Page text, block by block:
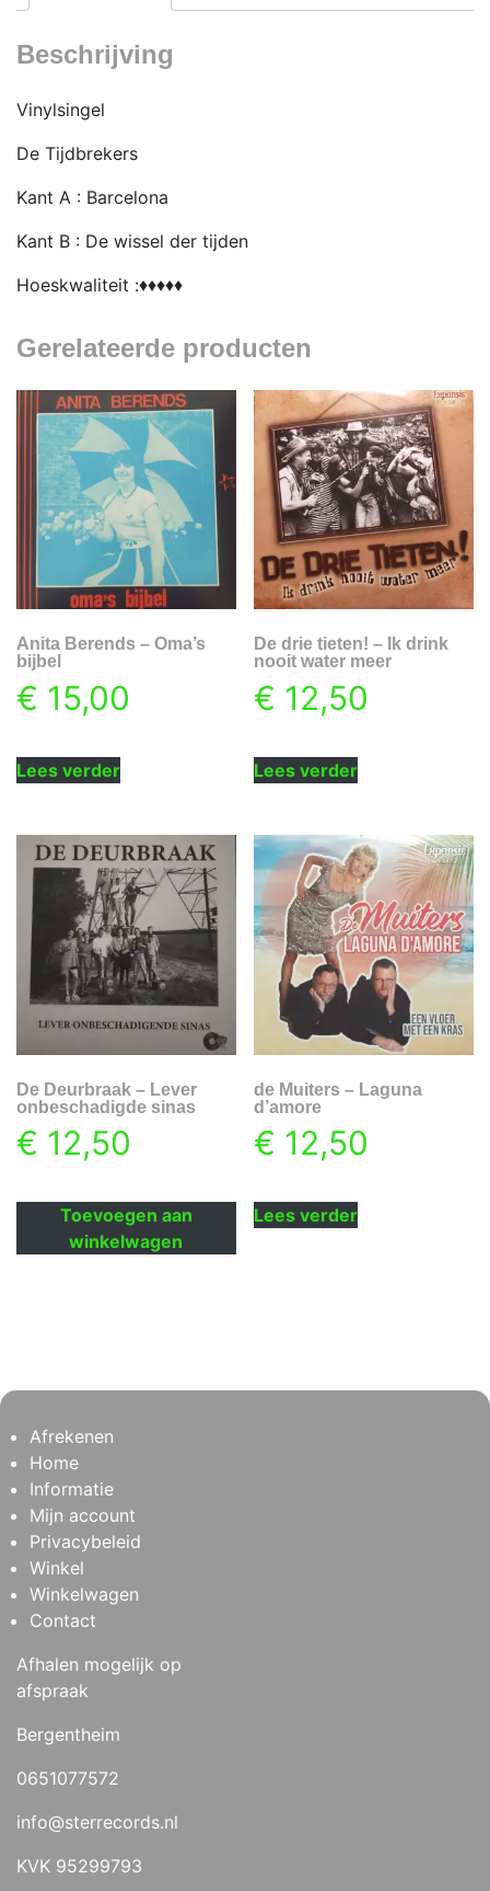
Beschrijving
Vinylsingel
De Tijdbrekers
Kant A : Barcelona
Kant B : De wissel der tijden
Hoeskwaliteit :♦♦♦♦♦
Gerelateerde producten
Anita Berends – Oma’s
bijbel
€ 15,00
Lees verder
De drie tieten! – Ik drink
nooit water meer
€ 12,50
Lees verder
De Deurbraak – Lever
onbeschadigde sinas
€ 12,50
Toevoegen aan
winkelwagen
de Muiters – Laguna
d’amore
€ 12,50
Lees verder
Afrekenen
Home
Informatie
Mijn account
Privacybeleid
Winkel
Winkelwagen
Contact
Afhalen mogelijk op
afspraak
Bergentheim
0651077572
info@sterrecords.nl
KVK 95299793